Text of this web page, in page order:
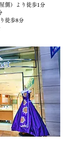
より徒歩1分
歩8分